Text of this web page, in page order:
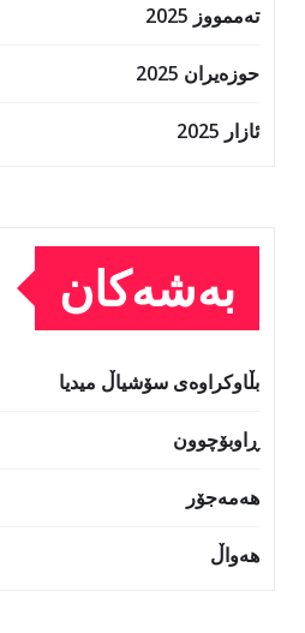
تەممووز 2025
حوزه‌یران 2025
ئازار 2025
بەشەکان
بڵاوکراوەی سۆشیاڵ میدیا
ڕاوبۆچوون
هەمەجۆر
هەواڵ